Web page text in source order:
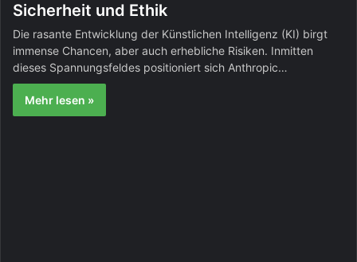
Sicherheit und Ethik
Die rasante Entwicklung der Künstlichen Intelligenz (KI) birgt
immense Chancen, aber auch erhebliche Risiken. Inmitten
dieses Spannungsfeldes positioniert sich Anthropic…
Mehr lesen »